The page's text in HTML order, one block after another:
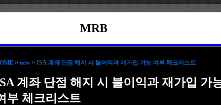
MRB
> new > ISA 계좌 단점 해지 시 불이익과 재가입 가능 여부 체크리스트
계좌 단점 해지 시 불이익과 재가입 가
부 체크리스트